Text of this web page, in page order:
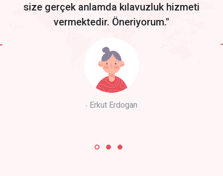
size gerçek anlamda kılavuzluk hizmeti
vermektedir. Öneriyorum."
Erkut Erdogan